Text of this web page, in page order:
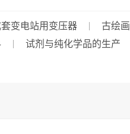
套变电站用变压器
古绘画
试剂与纯化学品的生产